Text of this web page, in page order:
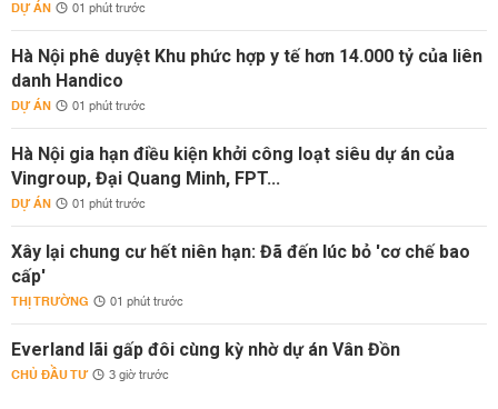
DỰ ÁN 01 phút trước
Hà Nội phê duyệt Khu phức hợp y tế hơn 14.000 tỷ của liên
danh Handico
DỰ ÁN 01 phút trước
Hà Nội gia hạn điều kiện khởi công loạt siêu dự án của
Vingroup, Đại Quang Minh, FPT...
DỰ ÁN 01 phút trước
Xây lại chung cư hết niên hạn: Đã đến lúc bỏ 'cơ chế bao
cấp'
THỊ TRƯỜNG 01 phút trước
Everland lãi gấp đôi cùng kỳ nhờ dự án Vân Đồn
CHỦ ĐẦU TƯ 3 giờ trước